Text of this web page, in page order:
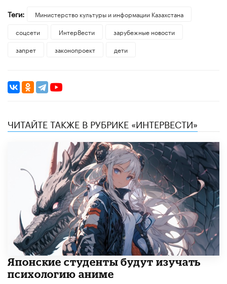
Теги:
Министерство культуры и информации Казахстана
соцсети
ИнтерВести
зарубежные новости
запрет
законопроект дети
ЧИТАЙТЕ ТАКЖЕ В РУБРИКЕ «ИНТЕРВЕСТИ»
Японские студенты будут изучать
психологию аниме